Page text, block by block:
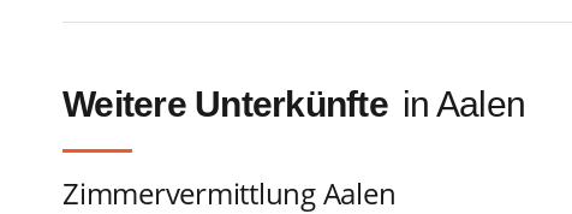
Weitere Unterkünfte in Aalen
Zimmervermittlung Aalen